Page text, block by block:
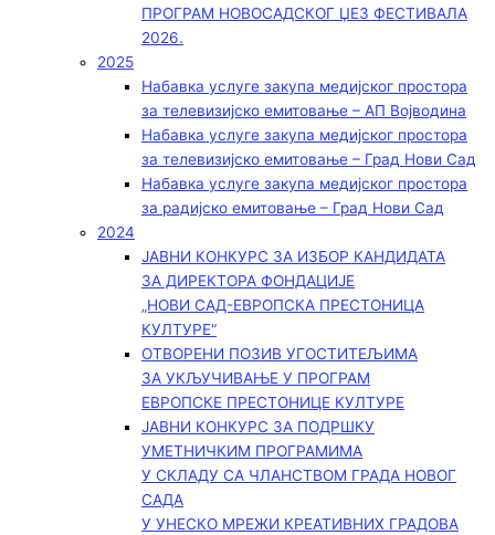
ПРОГРАМ НОВОСАДСКОГ ЏЕЗ ФЕСТИВАЛА
2026.
2025
Набавка услуге закупа медијског простора
за телевизијско емитовање – АП Војводинa
Набавка услуге закупа медијског простора
за телевизијско емитовање – Град Нови Сад
Набавка услуге закупа медијског простора
за радијско емитовање – Град Нови Сад
2024
ЈАВНИ КОНКУРС ЗА ИЗБОР КАНДИДАТА
ЗА ДИРЕКТОРА ФОНДАЦИЈЕ
„НОВИ САД-ЕВРОПСКА ПРЕСТОНИЦА
КУЛТУРЕ“
ОТВОРЕНИ ПОЗИВ УГОСТИТЕЉИМА
ЗА УКЉУЧИВАЊЕ У ПРОГРАМ
ЕВРОПСКЕ ПРЕСТОНИЦЕ КУЛТУРЕ
ЈАВНИ КОНКУРС ЗА ПОДРШКУ
УМЕТНИЧКИМ ПРОГРАМИМА
У СКЛАДУ СА ЧЛАНСТВОМ ГРАДА НОВОГ
САДА
У УНЕСКО МРЕЖИ КРЕАТИВНИХ ГРАДОВА